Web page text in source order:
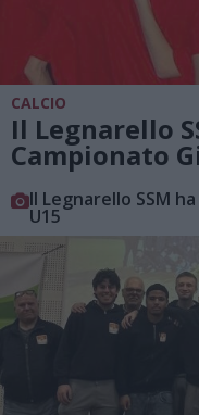
CALCIO
Il Legnarello
Campionato
Il Legnarello SSM
U15